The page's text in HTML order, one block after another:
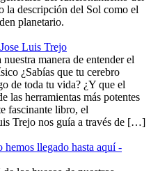
la descripción del Sol como el
planetario.
Luis Trejo
manera de entender el
¿Sabías que tu cerebro
de toda tu vida? ¿Y que el
las herramientas más potentes
fascinante libro, el
Trejo nos guía a través de […]
hemos llegado hasta aquí -